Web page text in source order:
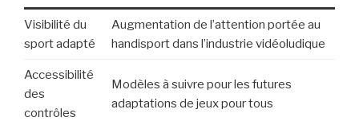
Visibilité du
sport adapté
Augmentation de l’attention portée au
handisport dans l’industrie vidéoludique
Accessibilité
des
contrôles
Modèles à suivre pour les futures
adaptations de jeux pour tous